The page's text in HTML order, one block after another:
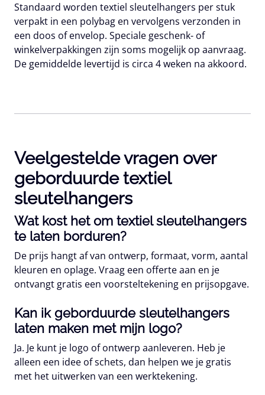
Standaard worden textiel sleutelhangers per stuk
verpakt in een polybag en vervolgens verzonden in
een doos of envelop. Speciale geschenk- of
winkelverpakkingen zijn soms mogelijk op aanvraag.
De gemiddelde levertijd is circa 4 weken na akkoord.
Veelgestelde vragen over
geborduurde textiel
sleutelhangers
Wat kost het om textiel sleutelhangers
te laten borduren?
De prijs hangt af van ontwerp, formaat, vorm, aantal
kleuren en oplage. Vraag een offerte aan en je
ontvangt gratis een voorsteltekening en prijsopgave.
Kan ik geborduurde sleutelhangers
laten maken met mijn logo?
Ja. Je kunt je logo of ontwerp aanleveren. Heb je
alleen een idee of schets, dan helpen we je gratis
met het uitwerken van een werktekening.